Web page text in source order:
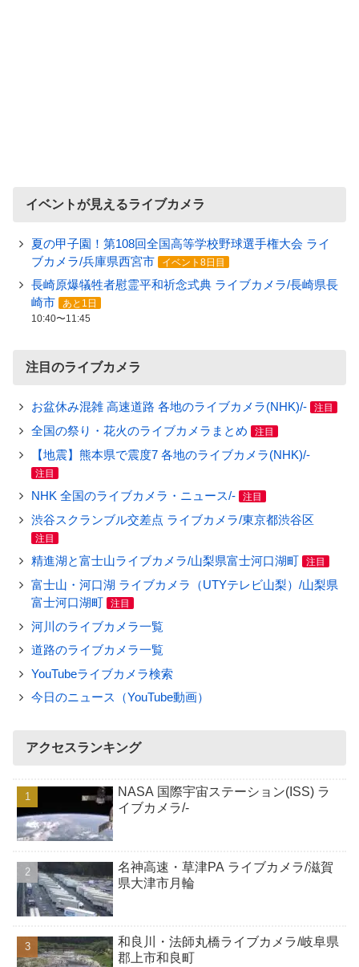
イベントが見えるライブカメラ
夏の甲子園！第108回全国高等学校野球選手権大会 ライ
ブカメラ/兵庫県西宮市
イベント8日目
長崎原爆犠牲者慰霊平和祈念式典 ライブカメラ/長崎県長
崎市
あと1日
10:40〜11:45
注目のライブカメラ
お盆休み混雑 高速道路 各地のライブカメラ(NHK)/- 注目
全国の祭り・花火のライブカメラまとめ 注目
【地震】熊本県で震度7 各地のライブカメラ(NHK)/-
注目
NHK 全国のライブカメラ・ニュース/- 注目
渋谷スクランブル交差点 ライブカメラ/東京都渋谷区
注目
精進湖と富士山ライブカメラ/山梨県富士河口湖町 注目
富士山・河口湖 ライブカメラ（UTYテレビ山梨）/山梨県
富士河口湖町
注目
河川のライブカメラ一覧
道路のライブカメラ一覧
YouTubeライブカメラ検索
今日のニュース（YouTube動画）
アクセスランキング
NASA 国際宇宙ステーション(ISS) ラ
イブカメラ/-
名神高速・草津PA ライブカメラ/滋賀
県大津市月輪
和良川・法師丸橋ライブカメラ/岐阜県
郡上市和良町